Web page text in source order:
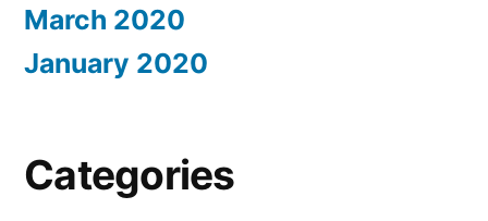
March 2020
January 2020
Categories